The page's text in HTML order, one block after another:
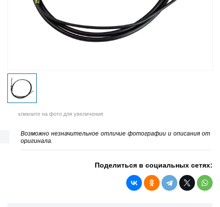
кликните на фото для увеличения
Возможно незначительное отличие фотографии и описания от
оригинала.
Поделиться в социальных сетях: